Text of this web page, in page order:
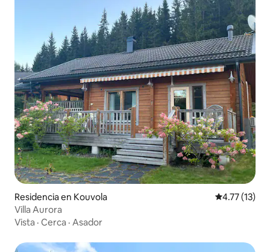
Residencia en Kouvola Calificación
4.77 (13)
Villa Aurora
Vista · Cerca · Asador